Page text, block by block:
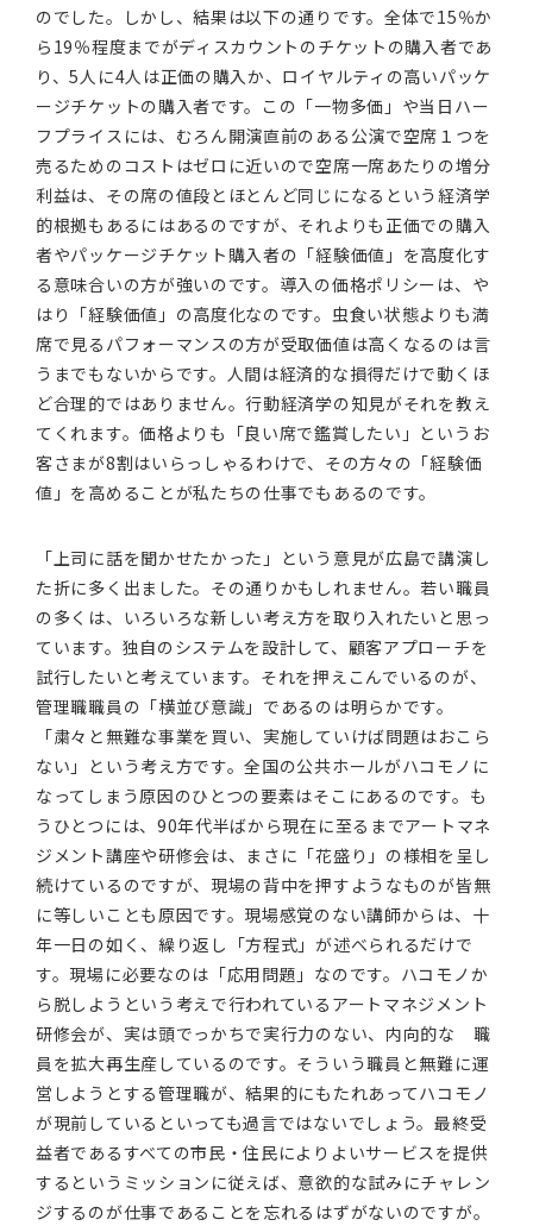
のでした。しかし、結果は以下の通りです。全体で15％か
ら19％程度までがディスカウントのチケットの購入者であ
り、5人に4人は正価の購入か、ロイヤルティの高いパッケ
ージチケットの購入者です。この「一物多価」や当日ハー
フプライスには、むろん開演直前のある公演で空席１つを
売るためのコストはゼロに近いので空席一席あたりの増分
利益は、その席の値段とほとんど同じになるという経済学
的根拠もあるにはあるのですが、それよりも正価での購入
者やパッケージチケット購入者の「経験価値」を高度化す
る意味合いの方が強いのです。導入の価格ポリシーは、や
はり「経験価値」の高度化なのです。虫食い状態よりも満
席で見るパフォーマンスの方が受取価値は高くなるのは言
うまでもないからです。人間は経済的な損得だけで動くほ
ど合理的ではありません。行動経済学の知見がそれを教え
てくれます。価格よりも「良い席で鑑賞したい」というお
客さまが8割はいらっしゃるわけで、その方々の「経験価
値」を高めることが私たちの仕事でもあるのです。
「上司に話を聞かせたかった」という意見が広島で講演し
た折に多く出ました。その通りかもしれません。若い職員
の多くは、いろいろな新しい考え方を取り入れたいと思っ
ています。独自のシステムを設計して、顧客アプローチを
試行したいと考えています。それを押えこんでいるのが、
管理職職員の「横並び意識」であるのは明らかです。
「粛々と無難な事業を買い、実施していけば問題はおこら
ない」という考え方です。全国の公共ホールがハコモノに
なってしまう原因のひとつの要素はそこにあるのです。も
うひとつには、90年代半ばから現在に至るまでアートマネ
ジメント講座や研修会は、まさに「花盛り」の様相を呈し
続けているのですが、現場の背中を押すようなものが皆無
に等しいことも原因です。現場感覚のない講師からは、十
年一日の如く、繰り返し「方程式」が述べられるだけで
す。現場に必要なのは「応用問題」なのです。ハコモノか
ら脱しようという考えで行われているアートマネジメント
研修会が、実は頭でっかちで実行力のない、内向的な 職
員を拡大再生産しているのです。そういう職員と無難に運
営しようとする管理職が、結果的にもたれあってハコモノ
が現前しているといっても過言ではないでしょう。最終受
益者であるすべての市民・住民によりよいサービスを提供
するというミッションに従えば、意欲的な試みにチャレン
ジするのが仕事であることを忘れるはずがないのですが。